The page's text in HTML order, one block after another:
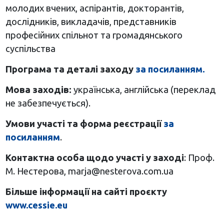
молодих вчених, аспірантів, докторантів,
дослідників, викладачів, представників
професійних спільнот та громадянського
суспільства
Програма та деталі заходу за посиланням.
Мова заходів: українська, англійська (переклад
не забезпечується).
Умови участі та форма реєстрації за
посиланням.
Контактна особа щодо участі у заході: Проф.
М. Нестерова, marja@nesterova.com.ua
Більше інформації на сайті проєкту
www.cessie.eu